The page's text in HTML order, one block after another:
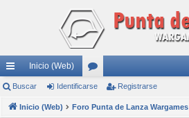
nl
ac
Inicio (Web)
or
os
Buscar Identificarse Registrarse
Inicio (Web) Foro Punta de Lanza Wargames